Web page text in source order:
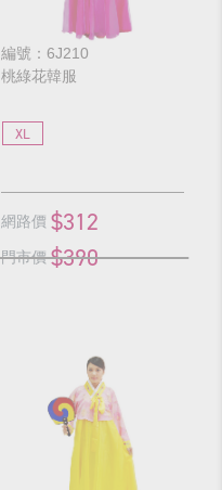
編號：6J210
桃綠花韓服
XL
網路價 $312
門市價 $390